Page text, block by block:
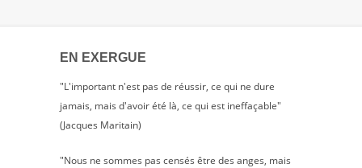
EN EXERGUE
"L'important n'est pas de réussir, ce qui ne dure
jamais, mais d'avoir été là, ce qui est ineffaçable"
(Jacques Maritain)
"Nous ne sommes pas censés être des anges, mais